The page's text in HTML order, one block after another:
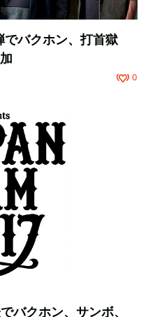
バクホン、打首獄
0
バクホン、サンボ、